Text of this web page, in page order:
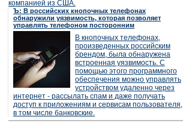
компанией из США.
Ъ: В российских кнопочных телефонах
обнаружили уязвимость, которая позволяет
управлять телефоном посторонним
В кнопочных телефонах,
произведенных российским
брендом, была обнаружена
встроенная уязвимость. С
помощью этого программного
обеспечения можно управлять
устройством удаленно через
интернет - рассылать спам и даже получать
доступ к приложениям и сервисам пользователя,
в том числе банковские.